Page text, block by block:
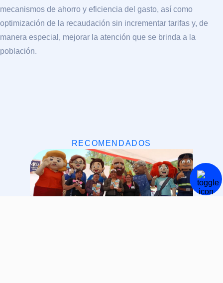
mecanismos de ahorro y eficiencia del gasto, así como
optimización de la recaudación sin incrementar tarifas y, de
manera especial, mejorar la atención que se brinda a la
población.
RECOMENDADOS